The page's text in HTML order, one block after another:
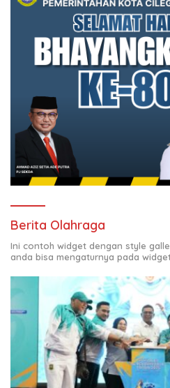
Berita Olahraga
Ini contoh widget dengan style
anda bisa mengaturnya pada